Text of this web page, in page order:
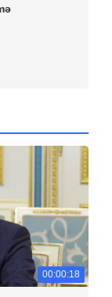
00:00:18